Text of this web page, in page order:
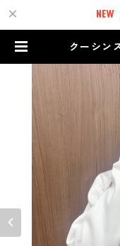
クーシン